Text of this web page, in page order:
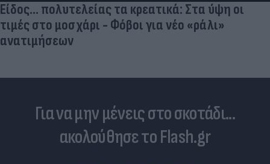
Είδος... πολυτελείας τα κρεατικά: Στα ύψη οι
τιμές στο μοσχάρι - Φόβοι για νέο «ράλι»
ανατιμήσεων
Για να μην μένεις στο σκοτάδι...
ακολούθησε το Flash.gr